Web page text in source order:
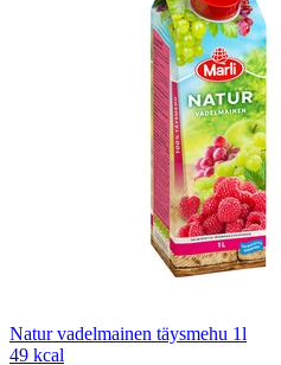
Natur vadelmainen täysmehu 1l
49 kcal